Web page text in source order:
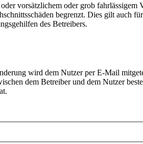
vorsätzlichem oder grob fahrlässigem
begrenzt. Dies gilt auch
des Betreibers.
wird dem Nutzer per E-Mail
dem Betreiber und dem Nutzer